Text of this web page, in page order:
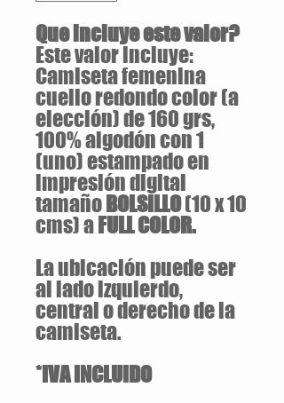
Que incluye este valor?
Este valor incluye:
Camiseta femenina
cuello redondo color (a
elección) de 160 grs,
100% algodón con 1
(uno) estampado en
impresión digital
tamaño BOLSILLO(10 x 10
cms) a FULL COLOR.
La ubicación puede ser
al lado izquierdo,
central o derecho de la
camiseta.
*IVA INCLUIDO